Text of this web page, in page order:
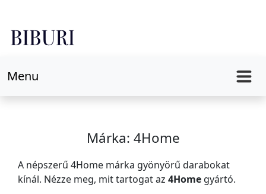
Menu
Márka: 4Home
A népszerű 4Home márka gyönyörű darabokat
kínál. Nézze meg, mit tartogat az 4Home gyártó.